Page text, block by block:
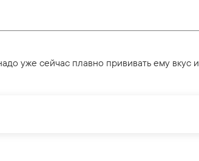
уже сейчас плавно прививать ему вкус и